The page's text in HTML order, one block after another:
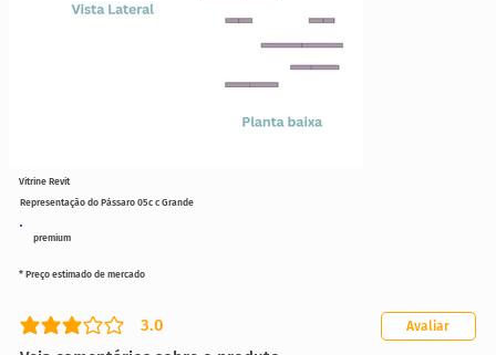
premium
Representação do Pássaro 05c c Grande
3.0
classificação média é 3 de 5
Avaliar
* Preço estimado de mercado
Vitrine Revit